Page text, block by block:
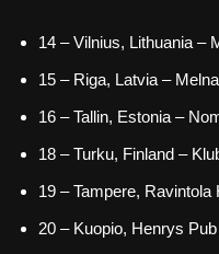
14 – Vilnius, Lithuania –
15 – Riga, Latvia –
16 – Tallin, Estonia –
18 – Turku, Finland –
19 – Tampere, Ravintola
20 – Kuopio, Henrys Pub